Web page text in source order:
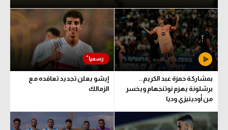
بمشاركة حمزة عبد الكريم..
برشلونة يهزم نوتنجهام ويخسر
من أودينيزي وديا
إيشو يعلن تجديد تعاقده مع
الزمالك